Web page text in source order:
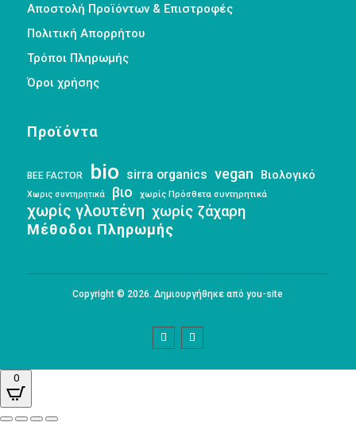
Αποστολή Προϊόντων & Επιστροφές
Πολιτική Απορρήτου
Τρόποι Πληρωμής
Όροι χρήσης
Προϊόντα
BEE FACTOR bio sirra organics vegan Βιολογικό
Χωρις συντηρητικά βιο χωρίς Πρόσθετα συντηρητικά
χωρίς γλουτένη χωρίς ζάχαρη
Μέθοδοι Πληρωμής
Copyright © 2026. Δημιουργήθηκε από you-site
0